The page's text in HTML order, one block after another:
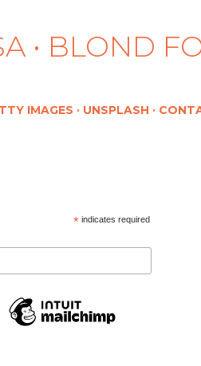
• BLOND
IMAGES UNSPLASH
*indicates required